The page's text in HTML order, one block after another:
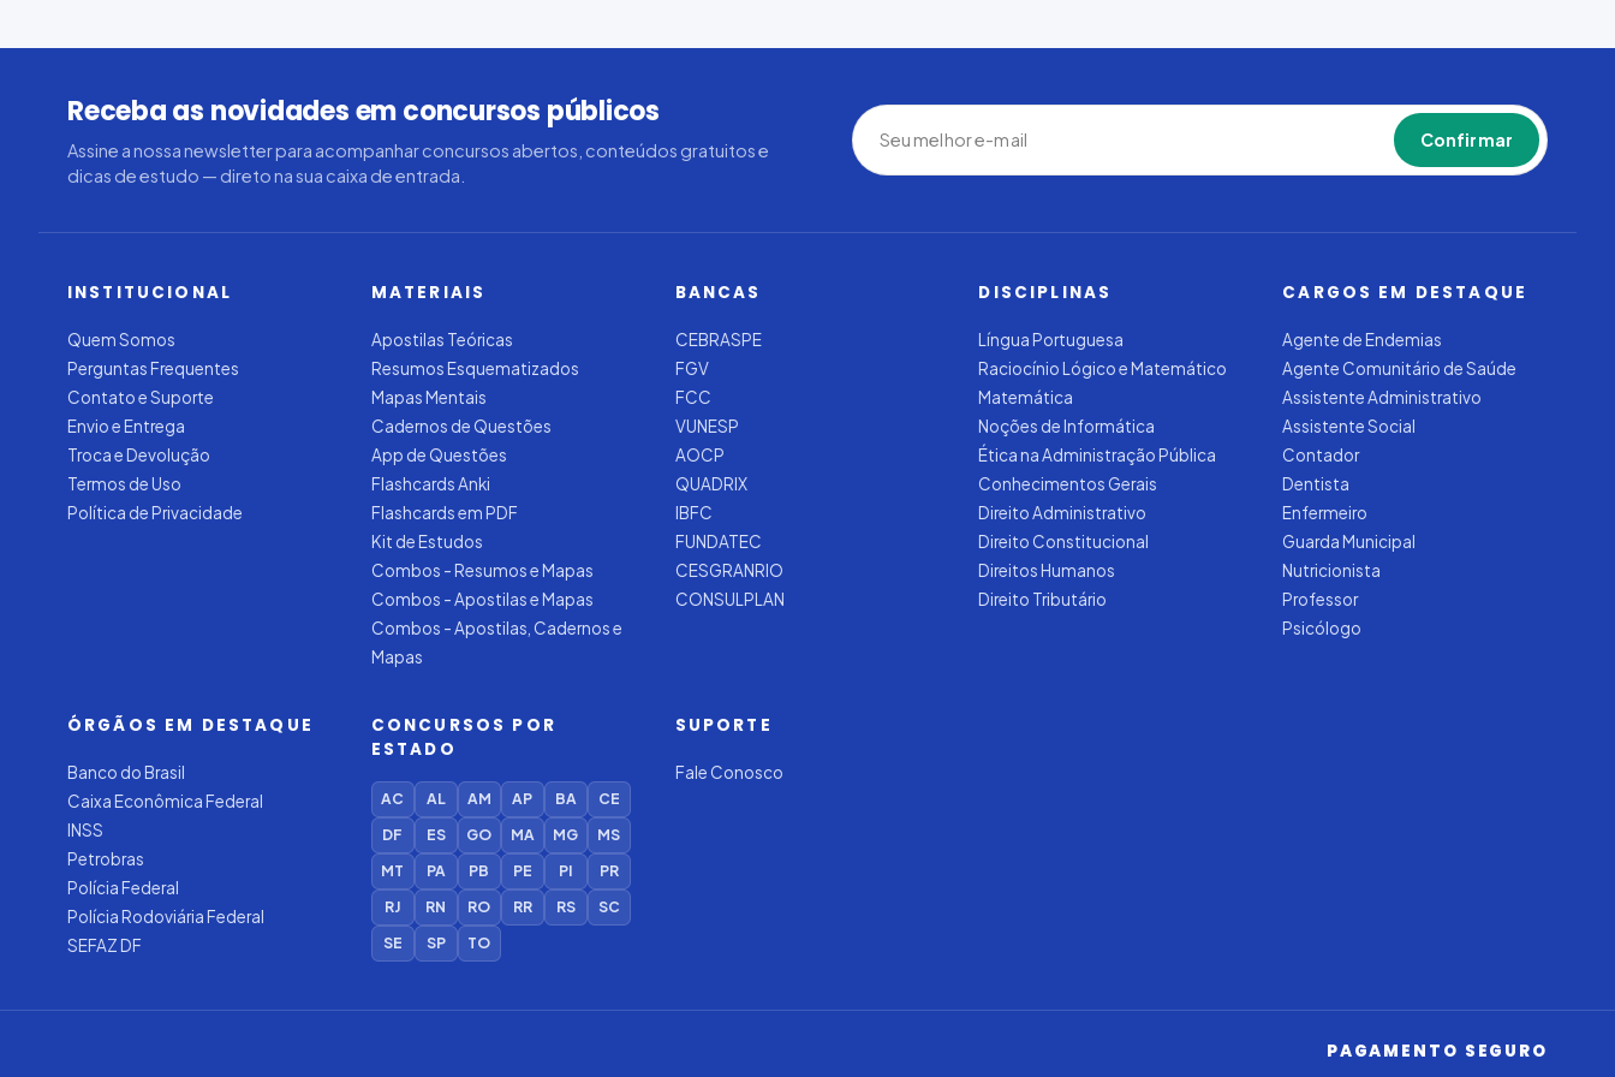
Receba as novidades em concursos públicos
Assine a nossa newsletter para acompanhar concursos abertos, conteúdos gratuitos e
dicas de estudo — direto na sua caixa de entrada.
Confirmar
INSTITUCIONAL
Quem Somos
Perguntas Frequentes
Contato e Suporte
Envio e Entrega
Troca e Devolução
Termos de Uso
Política de Privacidade
MATERIAIS
Apostilas Teóricas
Resumos Esquematizados
Mapas Mentais
Cadernos de Questões
App de Questões
Flashcards Anki
Flashcards em PDF
Kit de Estudos
Combos - Resumos e Mapas
Combos - Apostilas e Mapas
Combos - Apostilas, Cadernos e
Mapas
BANCAS
CEBRASPE
FGV
FCC
VUNESP
AOCP
QUADRIX
IBFC
FUNDATEC
CESGRANRIO
CONSULPLAN
DISCIPLINAS
Língua Portuguesa
Raciocínio Lógico e Matemático
Matemática
Noções de Informática
Ética na Administração Pública
Conhecimentos Gerais
Direito Administrativo
Direito Constitucional
Direitos Humanos
Direito Tributário
CARGOS EM DESTAQUE
Agente de Endemias
Agente Comunitário de Saúde
Assistente Administrativo
Assistente Social
Contador
Dentista
Enfermeiro
Guarda Municipal
Nutricionista
Professor
Psicólogo
ÓRGÃOS EM DESTAQUE
Banco do Brasil
Caixa Econômica Federal
INSS
Petrobras
Polícia Federal
Polícia Rodoviária Federal
SEFAZ DF
CONCURSOS POR
ESTADO
AC AL AM AP BA
CE
DF
ES GO MA MG
MS
MT
PA PB PE PI
PR
RJ
RN RO RR RS
SC
SE
SP TO
SUPORTE
Fale Conosco
PAGAMENTO SEGURO